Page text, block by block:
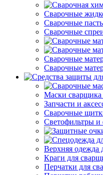
Сварочные
Сварочные
Сварочные
Сварочные
Сварочные
Маски сварщика
Запчасти и
Сварочные
Светофильтры и
Верхняя одежда
Краги для
Перчатки для